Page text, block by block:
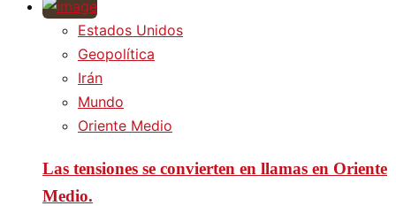
Estados Unidos
Geopolítica
Irán
Mundo
Oriente Medio
Las tensiones se convierten en llamas en Oriente
Medio.